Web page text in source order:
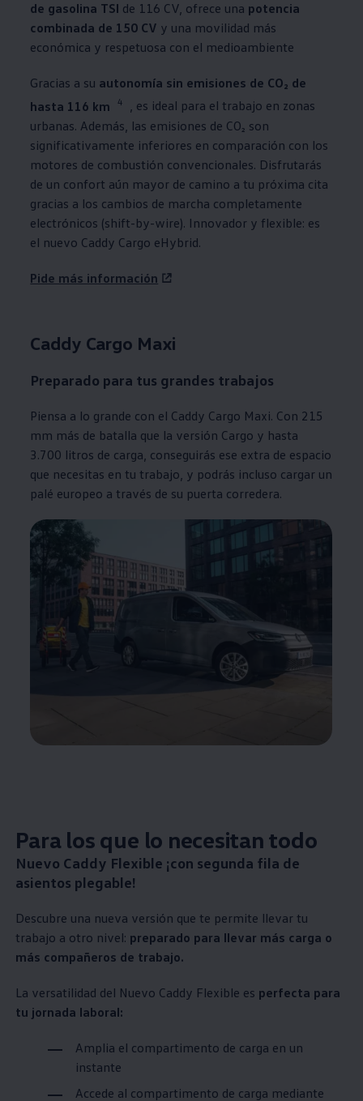
de gasolina TSI de 116 CV, ofrece una potencia
combinada de 150 CV y una movilidad más
económica y respetuosa con el medioambiente
Gracias a su autonomía sin emisiones de CO₂ de
hasta 116 km
4
, es ideal para el trabajo en zonas
urbanas. Además, las emisiones de CO₂ son
significativamente inferiores en comparación con los
motores de combustión convencionales. Disfrutarás
de un confort aún mayor de camino a tu próxima cita
gracias a los cambios de marcha completamente
electrónicos (shift-by-wire). Innovador y flexible: es
el nuevo Caddy Cargo eHybrid.
Pide más información
Caddy Cargo Maxi
Preparado para tus grandes trabajos
Piensa a lo grande con el Caddy Cargo Maxi. Con 215
mm más de batalla que la versión Cargo y hasta
3.700 litros de carga, conseguirás ese extra de espacio
que necesitas en tu trabajo, y podrás incluso cargar un
palé europeo a través de su puerta corredera.
Para los que lo necesitan todo
Nuevo Caddy Flexible ¡con segunda fila de
asientos plegable!
Descubre una nueva versión que te permite llevar tu
trabajo a otro nivel: preparado para llevar más carga o
más compañeros de trabajo.
La versatilidad del Nuevo Caddy Flexible es perfecta para
tu jornada laboral:
Amplia el compartimento de carga en un
instante
Accede al compartimento de carga mediante